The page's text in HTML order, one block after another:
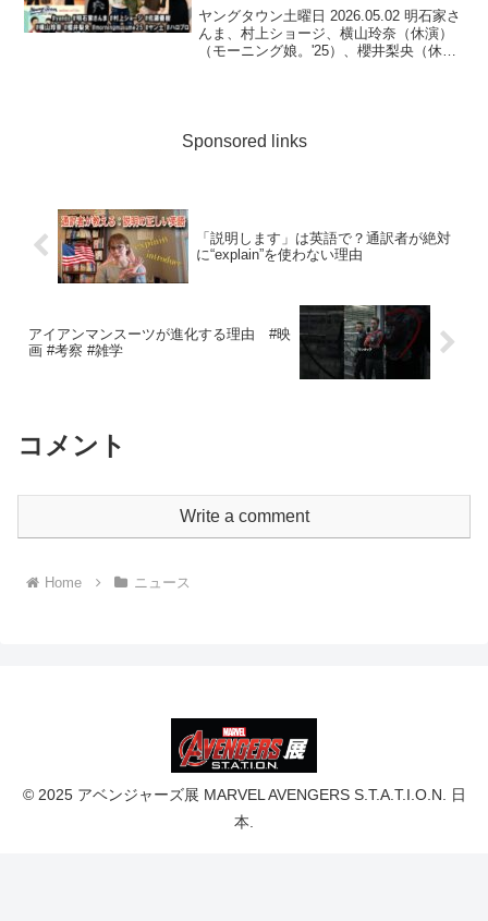
娘。’25）、櫻井梨央（休演）
（モーニング娘。’25）、加藤紀
子、保田圭
ヤングタウン土曜日 2026.05.02 明石家さ
んま、村上ショージ、横山玲奈（休演）
（モーニング娘。'25）、櫻井梨央（休
Sponsored links
「説明します」は英語で？通訳者が絶対
に“explain”を使わない理由
アイアンマンスーツが進化する理由 #映
画 #考察 #雑学
コメント
Write a comment
Home ニュース
© 2025 アベンジャーズ展 MARVEL AVENGERS S.T.A.T.I.O.N. 日
本.